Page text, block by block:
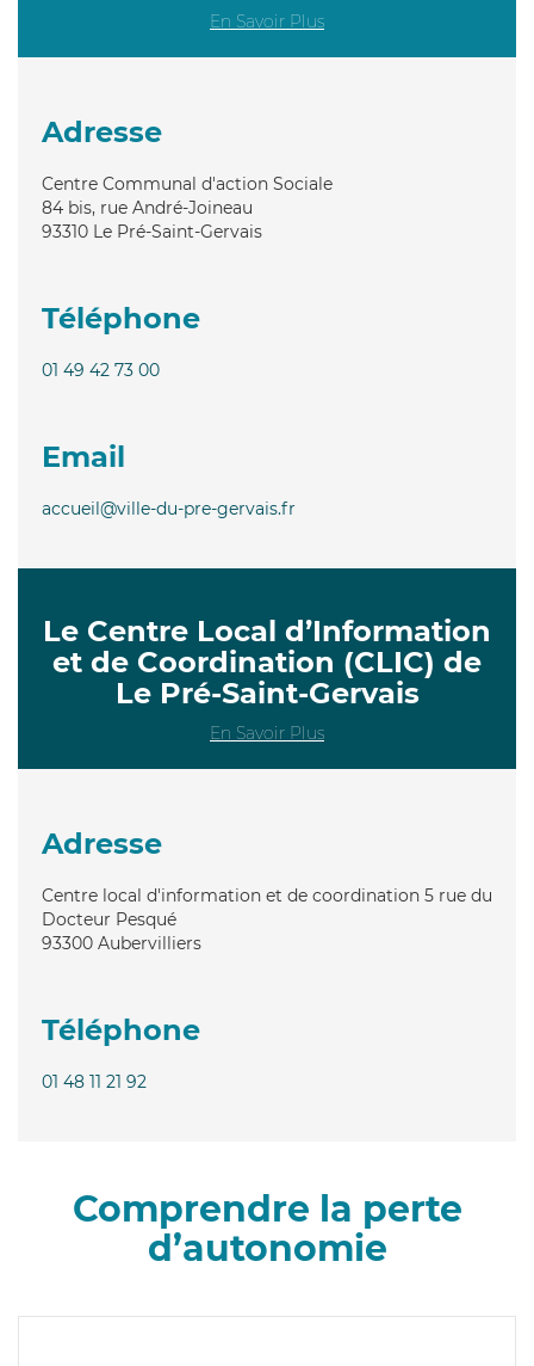
En Savoir Plus
Adresse
Centre Communal d'action Sociale
84 bis, rue André-Joineau
93310 Le Pré-Saint-Gervais
Téléphone
01 49 42 73 00
Email
accueil@ville-du-pre-gervais.fr
Le Centre Local d’Information
et de Coordination (CLIC) de
Le Pré-Saint-Gervais
En Savoir Plus
Adresse
Centre local d'information et de coordination 5 rue du
Docteur Pesqué
93300 Aubervilliers
Téléphone
01 48 11 21 92
Comprendre la perte
d’autonomie